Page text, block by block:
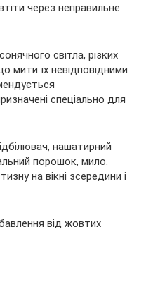
через неправильне
світла, різких
мити їх невідповідними
спеціально для
нашатирний
порошок, мило.
на вікні зсередини і
від жовтих